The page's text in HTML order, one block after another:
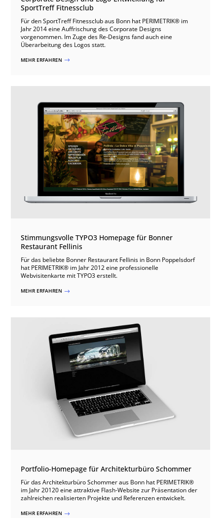
SportTreff Fitnessclub
Für den SportTreff Fitnessclub aus Bonn hat PERIMETRIK® im
Jahr 2014 eine Auffrischung des Corporate Designs
vorgenommen. Im Zuge des Re-Designs fand auch eine
Überarbeitung des Logos statt.
MEHR ERFAHREN $
Stimmungsvolle TYPO3 Homepage für Bonner
Restaurant Fellinis
Für das beliebte Bonner Restaurant Fellinis in Bonn Poppelsdorf
hat PERIMETRIK® im Jahr 2012 eine professionelle
Webvisitenkarte mit TYPO3 erstellt.
MEHR ERFAHREN $
Portfolio-Homepage für Architekturbüro Schommer
Für das Architekturbüro Schommer aus Bonn hat PERIMETRIK®
im Jahr 20120 eine attraktive Flash-Website zur Präsentation der
zahlreichen realisierten Projekte und Referenzen entwickelt.
MEHR ERFAHREN $